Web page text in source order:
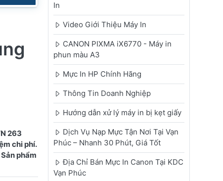
263
chi phí.
phẩm
In
Video Giới Thiệu Máy In
CANON PIXMA iX6770 - Máy in
phun màu A3
Mực In HP Chính Hãng
Thông Tin Doanh Nghiệp
Hướng dẫn xử lý máy in bị kẹt giấy
Dịch Vụ Nạp Mực Tận Nơi Tại Vạn
Phúc – Nhanh 30 Phút, Giá Tốt
Địa Chỉ Bán Mực In Canon Tại KDC
Vạn Phúc